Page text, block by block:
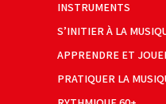
INSTRUMENTS
S’INITIER À LA
APPRENDRE ET
PRATIQUER LA